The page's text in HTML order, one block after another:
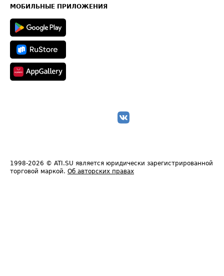
Техническая информация
МОБИЛЬНЫЕ ПРИЛОЖЕНИЯ
1998-2026 © ATI.SU является юридически зарегистрированной
торговой маркой. Об авторских правах